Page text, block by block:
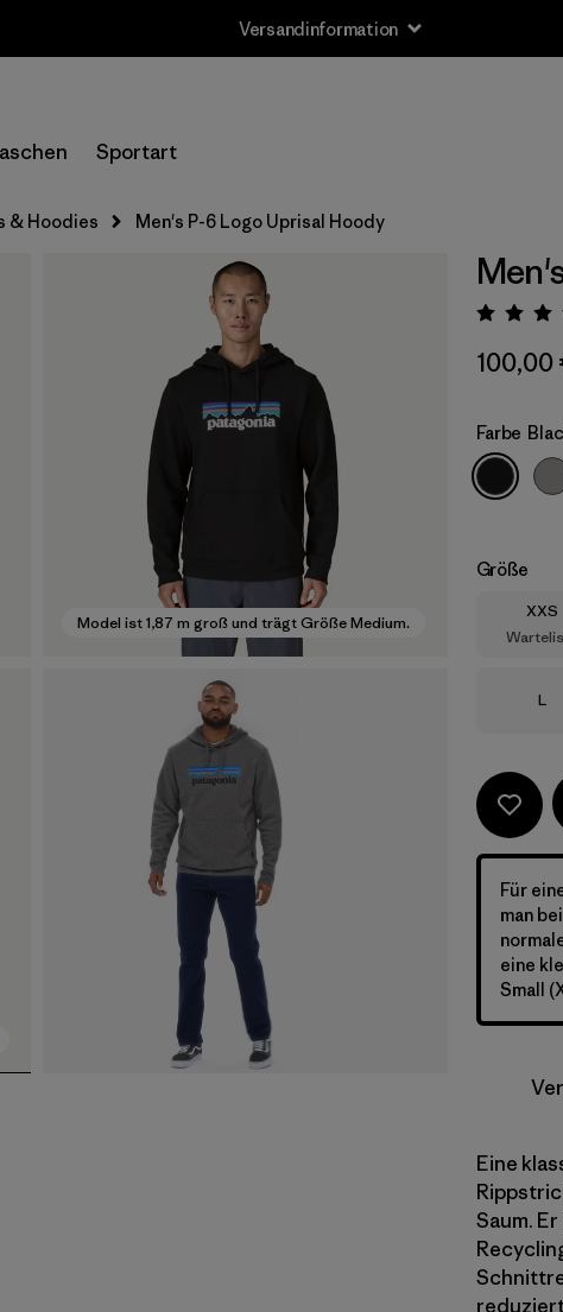
Versandinformation
Sportart
& Hoodies Men's P-6 Logo Uprisal Hoody
Model ist 1,87 m groß und trägt Größe Medium.
100,00
Farbe
Größe
Größe
XXS
L
Für
man
eine
Small
Eine
Saum.